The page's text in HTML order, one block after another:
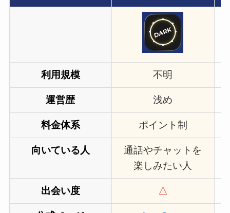
利用規模 不明
運営歴 浅め
料金体系 ポイント制
向いている人
通話やチャットを
楽しみたい人
出会い度 △